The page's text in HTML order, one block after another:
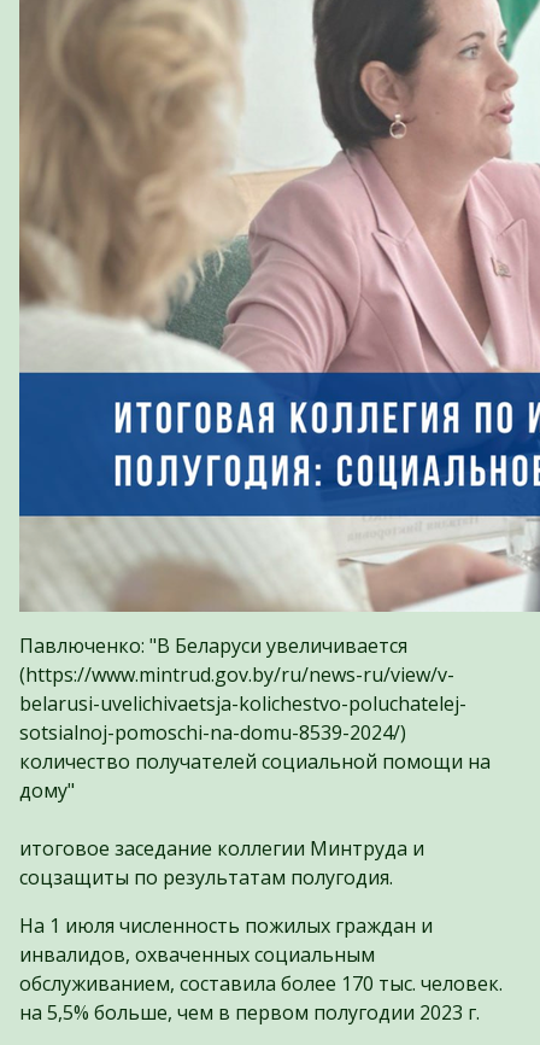
Павлюченко: "В Беларуси увеличивается
(https://www.mintrud.gov.by/ru/news-ru/view/v-
belarusi-uvelichivaetsja-kolichestvo-poluchatelej-
sotsialnoj-pomoschi-na-domu-8539-2024/)
количество получателей социальной помощи на
дому"
итоговое заседание коллегии Минтруда и
соцзащиты по результатам полугодия.
На 1 июля численность пожилых граждан и
инвалидов, охваченных социальным
обслуживанием, составила более 170 тыс. человек.
на 5,5% больше, чем в первом полугодии 2023 г.